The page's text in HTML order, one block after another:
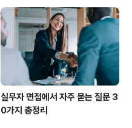
실무자 면접에서 자주 묻는 질문 3
0가지 총정리